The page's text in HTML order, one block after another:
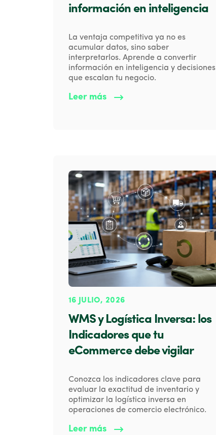
información en inteligencia
La ventaja competitiva ya no es
acumular datos, sino saber
interpretarlos. Aprende a convertir
información en inteligencia y decisiones
que escalan tu negocio.
Leer más
16 JULIO, 2026
WMS y Logística Inversa: los
Indicadores que tu
eCommerce debe vigilar
Conozca los indicadores clave para
evaluar la exactitud de inventario y
optimizar la logística inversa en
operaciones de comercio electrónico.
Leer más